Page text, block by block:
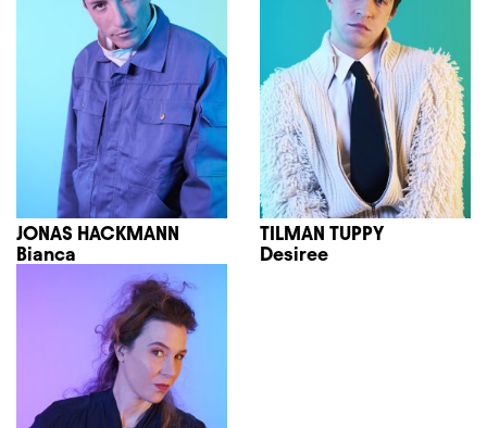
JONAS HACKMANN
Bianca
TILMAN TUPPY
Desiree